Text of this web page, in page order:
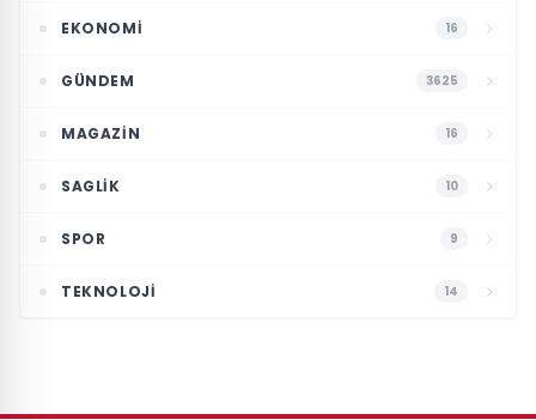
EKONOMI 16
GÜNDEM 3625
MAGAZIN 16
SAGLIK 10
SPOR 9
TEKNOLOJI 14